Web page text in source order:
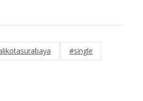
#single